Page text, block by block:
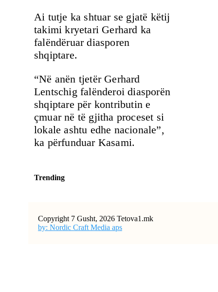
Ai tutje ka shtuar se gjatë këtij
takimi kryetari Gerhard ka
falëndëruar diasporen
shqiptare.
“Në anën tjetër Gerhard
Lentschig falënderoi diasporën
shqiptare për kontributin e
çmuar në të gjitha proceset si
lokale ashtu edhe nacionale”,
ka përfunduar Kasami.
Trending
Copyright 7 Gusht, 2026 Tetova1.mk
by: Nordic Craft Media aps